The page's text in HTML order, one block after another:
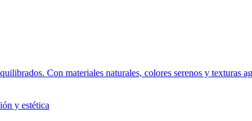
Con materiales naturales, colores serenos y
y estética